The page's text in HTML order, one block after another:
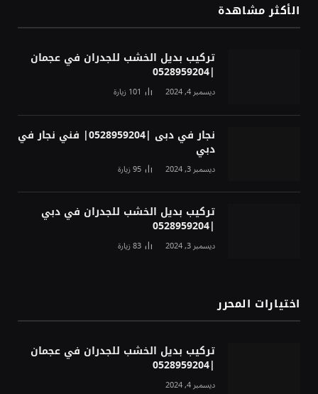
الأكثر مشاهدة
تركيب بديل الخشب للجدران في عجمان
|0528959204
ديسمبر 4, 2024 101زيارة
نجار في دبى |0528959204| فني نجار في
دبي
ديسمبر 3, 2024 95زيارة
تركيب بديل الخشب للجدران في دبي
|0528959204
ديسمبر 3, 2024 83زيارة
اختيارات المحرر
تركيب بديل الخشب للجدران في عجمان
|0528959204
ديسمبر 4, 2024